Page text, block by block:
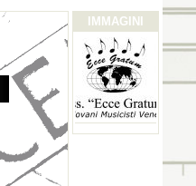
IMMAGINI